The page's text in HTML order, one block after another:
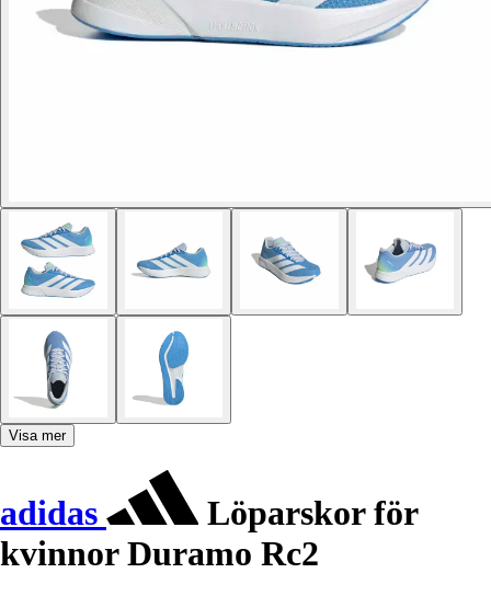
Visa mer
adidas
Löparskor för
kvinnor Duramo Rc2